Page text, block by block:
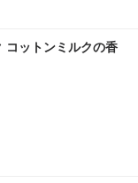
コットンミルクの香